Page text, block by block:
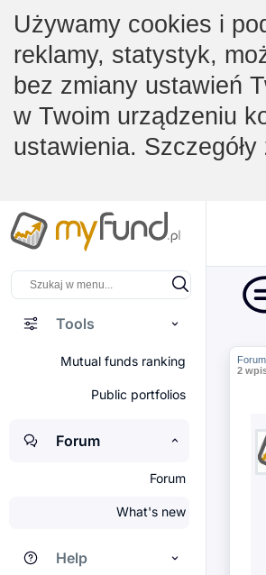
Używamy cookies i
reklamy, statystyk,
bez zmiany ustawień
w Twoim urządzeniu
ustawienia.
Tools
Mutual funds ranking
Public portfolios
Forum
Forum
What's new
Help
Forum
2